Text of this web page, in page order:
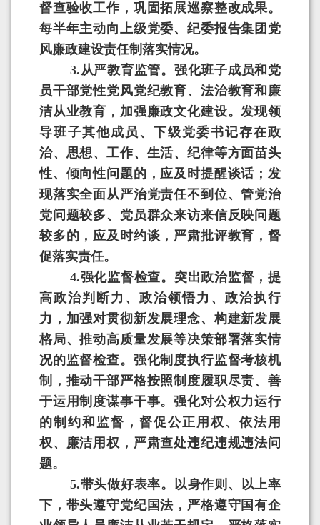
督查验收工作，巩固拓展巡察整改成果。
每半年主动向上级党委、纪委报告集团党
风廉政建设责任制落实情况。
3.从严教育监管。强化班子成员和党
员干部党性党风党纪教育、法治教育和廉
洁从业教育，加强廉政文化建设。发现领
导班子其他成员、下级党委书记存在政
治、思想、工作、生活、纪律等方面苗头
性、倾向性问题的，应及时提醒谈话；发
现落实全面从严治党责任不到位、管党治
党问题较多、党员群众来访来信反映问题
较多的，应及时约谈，严肃批评教育，督
促落实责任。
4.强化监督检查。突出政治监督，提
高政治判断力、政治领悟力、政治执行
力，加强对贯彻新发展理念、构建新发展
格局、推动高质量发展等决策部署落实情
况的监督检查。强化制度执行监督考核机
制，推动干部严格按照制度履职尽责、善
于运用制度谋事干事。强化对公权力运行
的制约和监督，督促公正用权、依法用
权、廉洁用权，严肃查处违纪违规违法问
题。
5.带头做好表率。以身作则、以上率
下，带头遵守党纪国法，严格遵守国有企